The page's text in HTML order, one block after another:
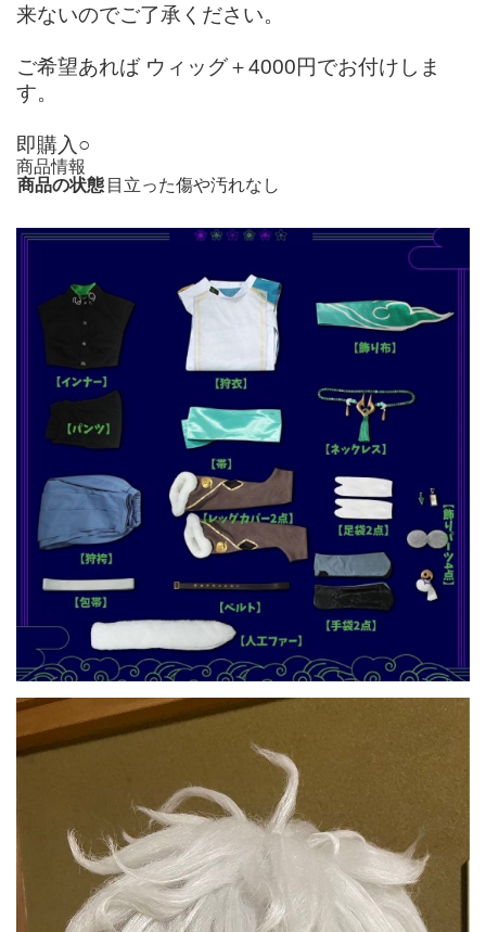
来ないのでご了承ください。
ご希望あれば ウィッグ＋4000円でお付けしま
す。
即購入○
商品情報
商品の状態 目立った傷や汚れなし